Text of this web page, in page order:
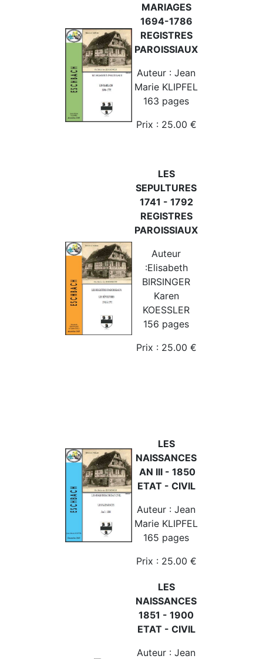
MARIAGES
1694-1786
REGISTRES
PAROISSIAUX
Auteur : Jean
Marie KLIPFEL
163 pages
Prix : 25.00 €
LES
SEPULTURES
1741 - 1792
REGISTRES
PAROISSIAUX
Auteur
:Elisabeth
BIRSINGER
Karen
KOESSLER
156 pages
Prix : 25.00 €
LES
NAISSANCES
AN III - 1850
ETAT - CIVIL
Auteur : Jean
Marie KLIPFEL
165 pages
Prix : 25.00 €
LES
NAISSANCES
1851 - 1900
ETAT - CIVIL
Auteur : Jean